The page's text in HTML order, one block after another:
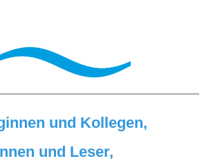
und Kollegen,
und Leser,